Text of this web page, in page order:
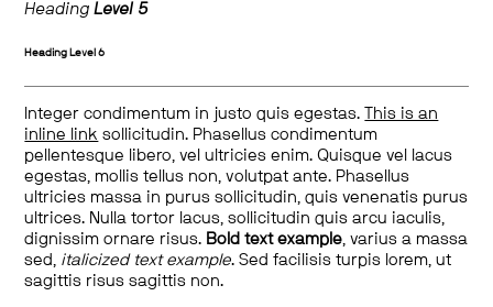
HeadingLevel 5
Heading Level 6
Integer condimentum in justo quis egestas.
This is an
inline link sollicitudin. Phasellus condimentum
pellentesque libero, vel ultricies enim. Quisque vel lacus
egestas, mollis tellus non, volutpat ante. Phasellus
ultricies massa in purus sollicitudin, quis venenatis purus
ultrices. Nulla tortor lacus, sollicitudin quis arcu iaculis,
dignissim ornare risus. Bold text example, varius a massa
sed, italicized text example. Sed facilisis turpis lorem, ut
sagittis risus sagittis non.